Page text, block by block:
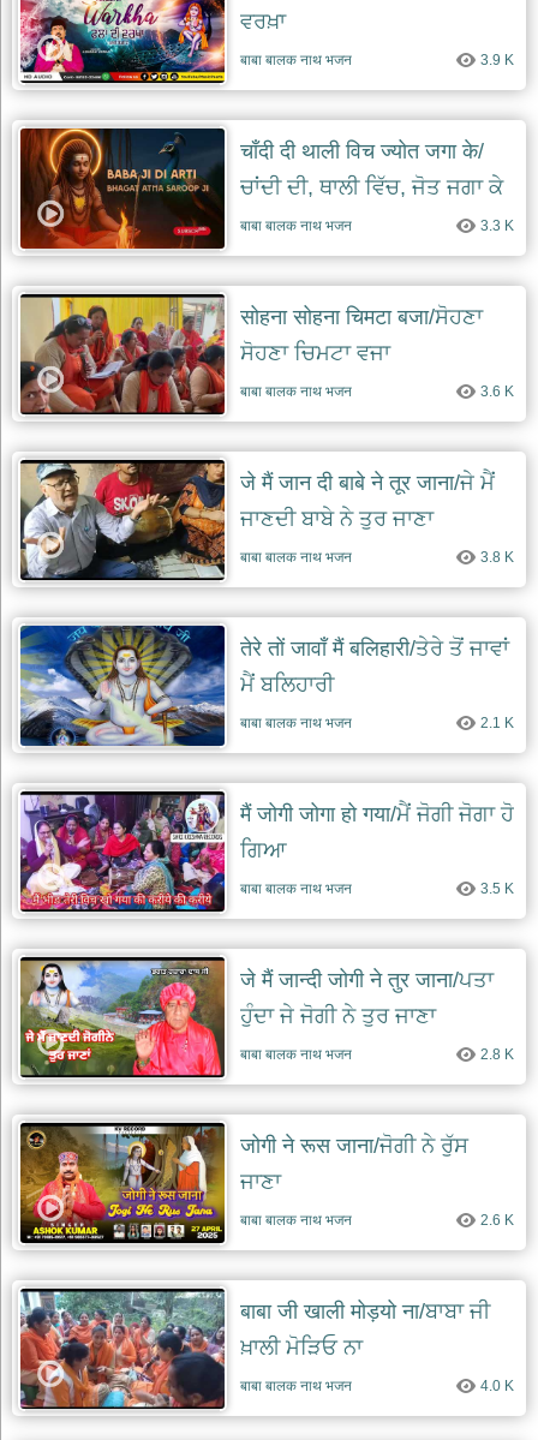
ਵਰਖ਼ਾ
बाबा बालक नाथ भजन 3.9 K
चाँदी दी थाली विच ज्योत जगा के/
ਚਾਂਦੀ ਦੀ, ਥਾਲੀ ਵਿੱਚ, ਜੋਤ ਜਗਾ ਕੇ
बाबा बालक नाथ भजन 3.3 K
सोहना सोहना चिमटा बजा/ਸੋਹਣਾ
ਸੋਹਣਾ ਚਿਮਟਾ ਵਜਾ
बाबा बालक नाथ भजन 3.6 K
जे मैं जान दी बाबे ने तूर जाना/ਜੇ ਮੈਂ
ਜਾਣਦੀ ਬਾਬੇ ਨੇ ਤੁਰ ਜਾਣਾ
बाबा बालक नाथ भजन 3.8 K
तेरे तों जावाँ मैं बलिहारी/ਤੇਰੇ ਤੋਂ ਜਾਵਾਂ
ਮੈਂ ਬਲਿਹਾਰੀ
बाबा बालक नाथ भजन 2.1 K
मैं जोगी जोगा हो गया/ਮੈਂ ਜੋਗੀ ਜੋਗਾ ਹੋ
ਗਿਆ
बाबा बालक नाथ भजन 3.5 K
जे मैं जान्दी जोगी ने तुर जाना/ਪਤਾ
ਹੁੰਦਾ ਜੇ ਜੋਗੀ ਨੇ ਤੁਰ ਜਾਣਾ
बाबा बालक नाथ भजन 2.8 K
जोगी ने रूस जाना/ਜੋਗੀ ਨੇ ਰੁੱਸ
ਜਾਣਾ
बाबा बालक नाथ भजन 2.6 K
बाबा जी खाली मोड़यो ना/ਬਾਬਾ ਜੀ
ਖ਼ਾਲੀ ਮੋੜਿਓ ਨਾ
बाबा बालक नाथ भजन 4.0 K